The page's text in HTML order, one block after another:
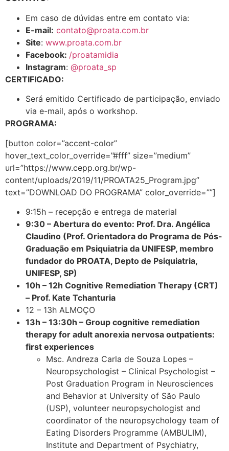
Em caso de dúvidas entre em contato via:
E-mail: contato@proata.com.br
Site: www.proata.com.br
Facebook: /proatamidia
Instagram: @proata_sp
CERTIFICADO:
Será emitido Certificado de participação, enviado
via e-mail, após o workshop.
PROGRAMA:
[button color=”accent-color”
hover_text_color_override=”#fff” size=”medium”
url=”https://www.cepp.org.br/wp-
content/uploads/2019/11/PROATA25_Program.jpg”
text=”DOWNLOAD DO PROGRAMA” color_override=””]
9:15h – recepção e entrega de material
9:30 – Abertura do evento: Prof. Dra. Angélica
Claudino (Prof. Orientadora do Programa de Pós-
Graduação em Psiquiatria da UNIFESP, membro
fundador do PROATA, Depto de Psiquiatria,
UNIFESP, SP)
10h – 12h Cognitive Remediation Therapy (CRT)
– Prof. Kate Tchanturia
12 – 13h ALMOÇO
13h – 13:30h – Group cognitive remediation
therapy for adult anorexia nervosa outpatients:
first experiences
Msc. Andreza Carla de Souza Lopes –
Neuropsychologist – Clinical Psychologist –
Post Graduation Program in Neurosciences
and Behavior at University of São Paulo
(USP), volunteer neuropsychologist and
coordinator of the neuropsychology team of
Eating Disorders Programme (AMBULIM),
Institute and Department of Psychiatry,